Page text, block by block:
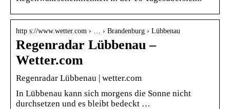
http s://www.wetter.com › … › Brandenburg › Lübbenau
Regenradar Lübbenau –
Wetter.com
Regenradar Lübbenau | wetter.com
In Lübbenau kann sich morgens die Sonne nicht
durchsetzen und es bleibt bedeckt …